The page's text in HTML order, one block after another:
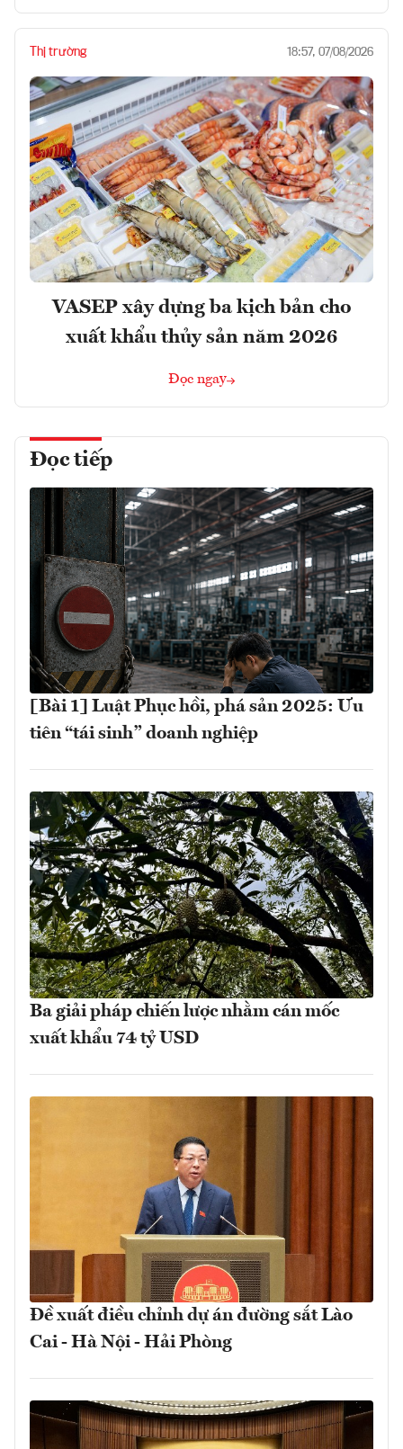
Thị trường 18:57, 07/08/2026
VASEP xây dựng ba kịch bản cho
xuất khẩu thủy sản năm 2026
Đọc ngay
Đọc tiếp
[Bài 1] Luật Phục hồi, phá sản 2025: Ưu
tiên “tái sinh” doanh nghiệp
Ba giải pháp chiến lược nhằm cán mốc
xuất khẩu 74 tỷ USD
Đề xuất điều chỉnh dự án đường sắt Lào
Cai - Hà Nội - Hải Phòng